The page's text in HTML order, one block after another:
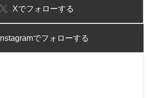
Xでフォローする
Instagramでフォローする